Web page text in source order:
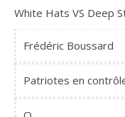
White Hats VS Deep
Frédéric Boussard
Patriotes en